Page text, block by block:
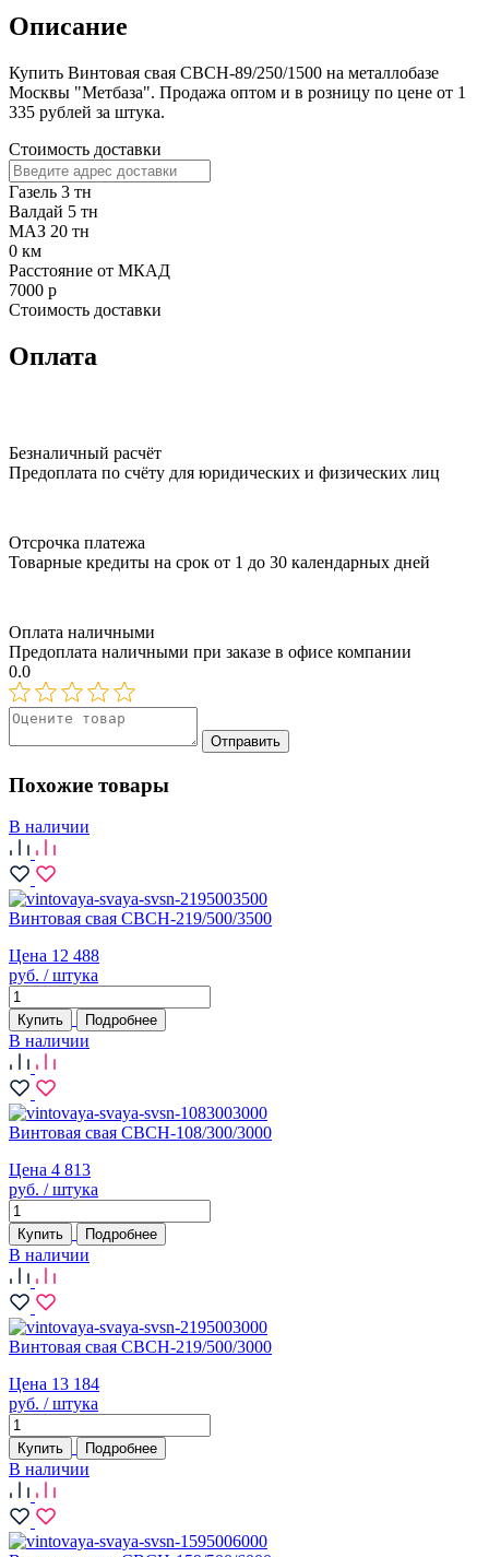
Описание
Купить Винтовая свая СВСН-89/250/1500 на металлобазе
Москвы "Метбаза". Продажа оптом и в розницу по цене от 1
335 рублей за штука.
Стоимость доставки
Газель 3 тн
Валдай 5 тн
МАЗ 20 тн
0 км
Расстояние от МКАД
7000 р
Стоимость доставки
Оплата
Безналичный расчёт
Предоплата по счёту для юридических и физических лиц
Отсрочка платежа
Товарные кредиты на срок от 1 до 30 календарных дней
Оплата наличными
Предоплата наличными при заказе в офисе компании
0.0
Отправить
Похожие товары
В наличии
Винтовая свая СВСН-219/500/3500
Цена 12 488
руб. / штука
Купить Подробнее
В наличии
Винтовая свая СВСН-108/300/3000
Цена 4 813
руб. / штука
Купить Подробнее
В наличии
Винтовая свая СВСН-219/500/3000
Цена 13 184
руб. / штука
Купить Подробнее
В наличии